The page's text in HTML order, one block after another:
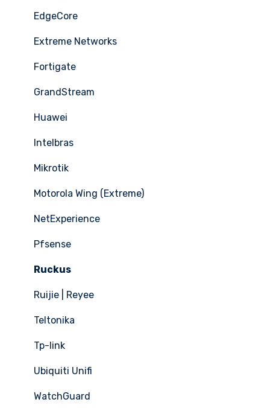
EdgeCore
Extreme Networks
Fortigate
GrandStream
Huawei
Intelbras
Mikrotik
Motorola Wing (Extreme)
NetExperience
Pfsense
Ruckus
Ruijie | Reyee
Teltonika
Tp-link
Ubiquiti Unifi
WatchGuard